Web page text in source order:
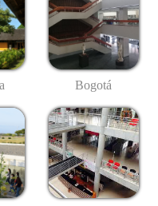
Bogotá